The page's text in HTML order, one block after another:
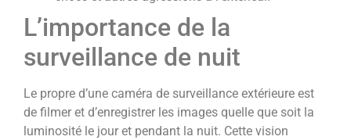
L’importance de la
surveillance de nuit
Le propre d’une caméra de surveillance extérieure est
de filmer et d’enregistrer les images quelle que soit la
luminosité le jour et pendant la nuit. Cette vision